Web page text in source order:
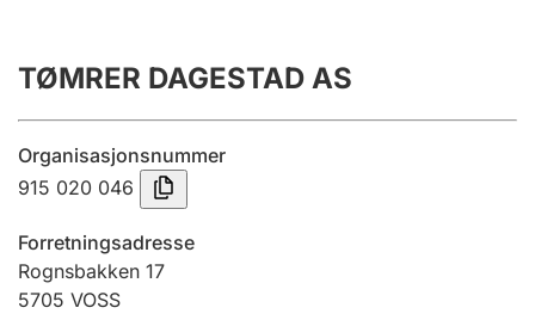
Årsregnskap
Innsending og forsinkelsesgebyr
Tinglysing
Jeger
TØMRER DAGESTAD AS
Organisasjonsnummer
915 020 046
Forretningsadresse
Rognsbakken 17
5705 VOSS